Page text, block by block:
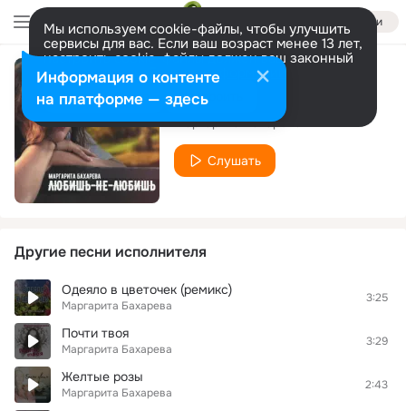
Войти
Мы используем cookie-файлы, чтобы улучшить
сервисы для вас. Если ваш возраст менее 13 лет,
настроить cookie-файлы должен ваш законный
представитель. Больше информации
Разрешить все Настроить
Викинг
Маргарита Бахарева
Слушать
Другие песни исполнителя
Одеяло в цветочек (ремикс)
Маргарита Бахарева
3:25
Почти твоя
Маргарита Бахарева
3:29
Желтые розы
Маргарита Бахарева
2:43
Информация о контенте
на платформе — здесь